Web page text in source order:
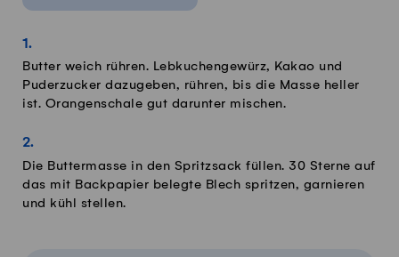
Butter weich rühren. Lebkuchengewürz, Kakao und
Puderzucker dazugeben, rühren, bis die Masse heller
ist. Orangenschale gut darunter mischen.
Die Buttermasse in den Spritzsack füllen. 30 Sterne auf
das mit Backpapier belegte Blech spritzen, garnieren
und kühl stellen.